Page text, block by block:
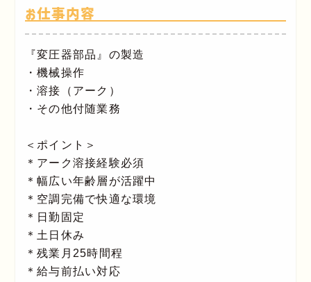
お仕事内容
『変圧器部品』の製造
・機械操作
・溶接（アーク）
・その他付随業務
＜ポイント＞
＊アーク溶接経験必須
＊幅広い年齢層が活躍中
＊空調完備で快適な環境
＊日勤固定
＊土日休み
＊残業月25時間程
＊給与前払い対応